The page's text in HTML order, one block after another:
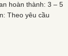
hoàn thành: 3 – 5
Theo yêu cầu